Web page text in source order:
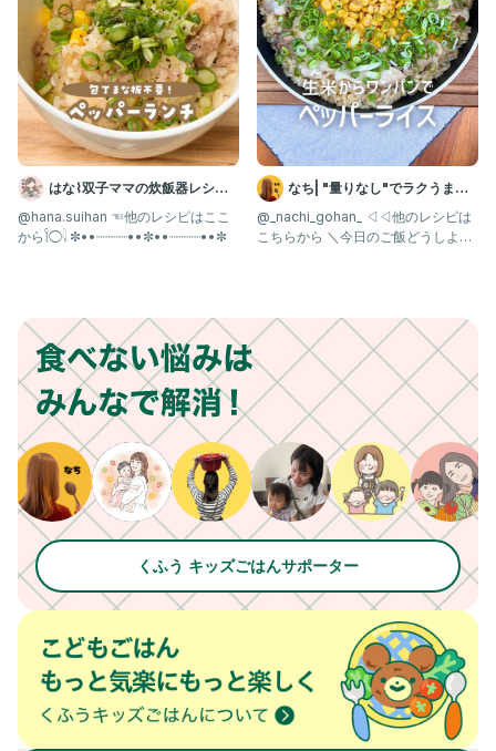
はな⌇双子ママの炊飯器レシピ
𓂃𓈒𓏸
@hana.suihan ☜他のレシピはここ
から𓌉◯𓇋 ✼••┈┈┈┈••✼••┈┈┈┈••✼
なち| "量りなし"でラクうまご
はん
@_nachi_gohan_ ◁◁他のレシピは
こちらから ＼今日のご飯どうしよ
くふう キッズごはんサポーター